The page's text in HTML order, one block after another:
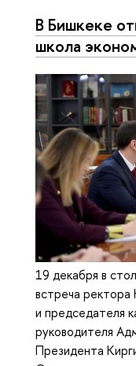
В Бишкеке
школа
19 декабря в
встреча
и председателя
руководителя
Президента